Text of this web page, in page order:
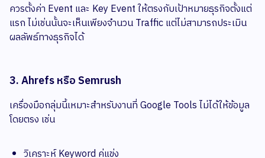
ควรตั้งค่า Event และ Key Event ให้ตรงกับเป้าหมายธุรกิจตั้งแต่
แรก ไม่เช่นนั้นจะเห็นเพียงจำนวน Traffic แต่ไม่สามารถประเมิน
ผลลัพธ์ทางธุรกิจได้
3. Ahrefs หรือ Semrush
เครื่องมือกลุ่มนี้เหมาะสำหรับงานที่ Google Tools ไม่ได้ให้ข้อมูล
โดยตรง เช่น
วิเคราะห์ Keyword คู่แข่ง